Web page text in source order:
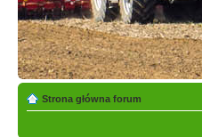
Strona główna forum